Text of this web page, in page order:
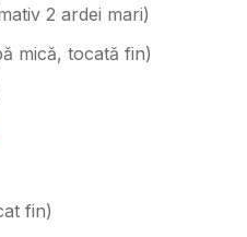
2 ardei mari)
mică, tocată fin)
fin)